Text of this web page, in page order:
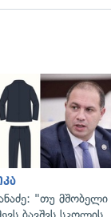
"თუ მშობელი